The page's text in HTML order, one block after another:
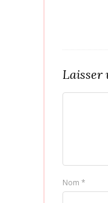
Laisser
Nom *